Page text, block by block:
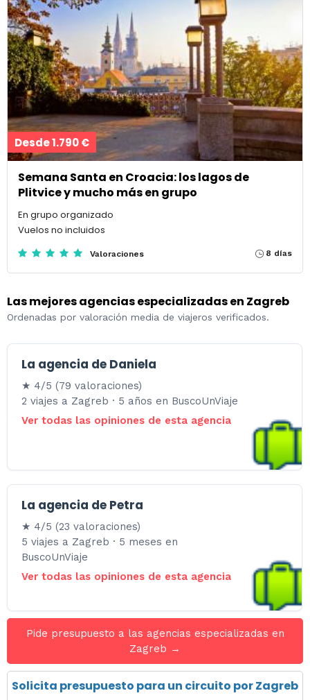
Desde 1.790 €
Semana Santa en Croacia: los lagos de
Plitvice y mucho más en grupo
En grupo organizado
Vuelos no incluidos
Valoraciones 8 días
Las mejores agencias especializadas en Zagreb
Ordenadas por valoración media de viajeros verificados.
La agencia de Daniela
★ 4/5 (79 valoraciones)
2 viajes a Zagreb · 5 años en BuscoUnViaje
Ver todas las opiniones de esta agencia
La agencia de Petra
★ 4/5 (23 valoraciones)
5 viajes a Zagreb · 5 meses en
BuscoUnViaje
Ver todas las opiniones de esta agencia
Pide presupuesto a las agencias especializadas en
Zagreb →
Solicita presupuesto para un circuito por Zagreb